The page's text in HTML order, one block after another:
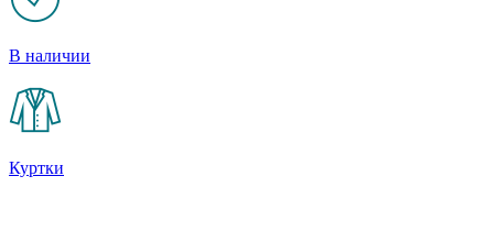
В наличии
Куртки